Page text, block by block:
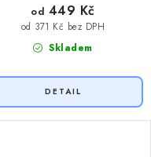
Skladem
od 371 Kč bez DPH
od 449 Kč